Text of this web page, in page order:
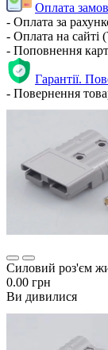
Оплата
- Оплата за
- Оплата на сайті
- Поповнення
Гарантії.
- Повернення
Силовий роз'єм
0.00 грн
Ви дивилися